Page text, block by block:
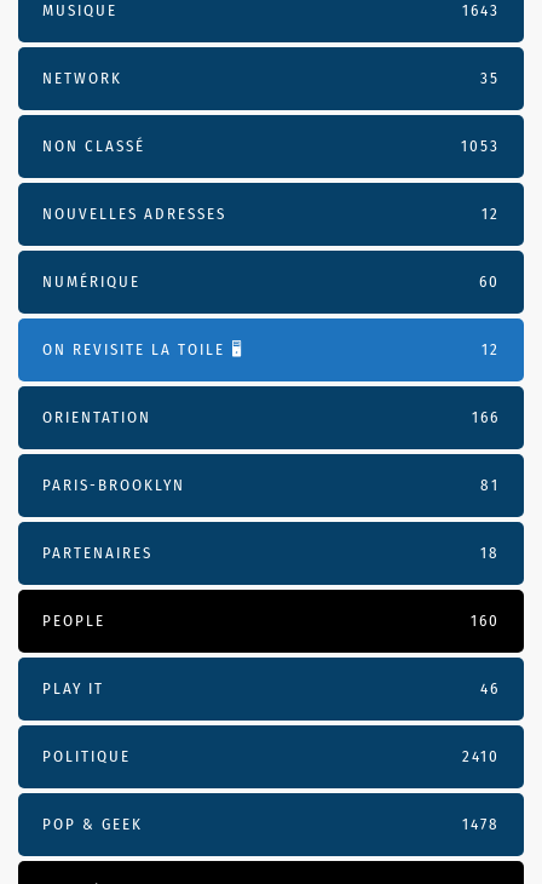
MUSIQUE 1643
NETWORK 35
NON CLASSÉ 1053
NOUVELLES ADRESSES 12
NUMÉRIQUE 60
ON REVISITE LA TOILE 🖥️ 12
ORIENTATION 166
PARIS-BROOKLYN 81
PARTENAIRES 18
PEOPLE 160
PLAY IT 46
POLITIQUE 2410
POP & GEEK 1478